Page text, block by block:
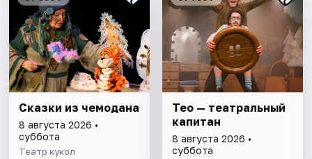
Сказки из чемодана
8 августа 2026 •
суббота
Театр кукол
Тео — театральный
капитан
8 августа 2026 •
суббота